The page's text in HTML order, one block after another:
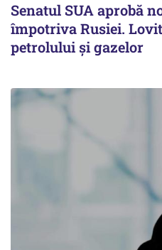
Senatul SUA aprobă
împotriva Rusiei.
petrolului și gazelor